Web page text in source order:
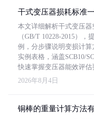
干式变压器损耗标准
本文详细解析干式变压
（GB/T 10228-2015），
例，分步骤说明变损计
实例表格，涵盖SCB10/
快速掌握变压器能效评估
2026年8月4日
铜棒的重量计算方法